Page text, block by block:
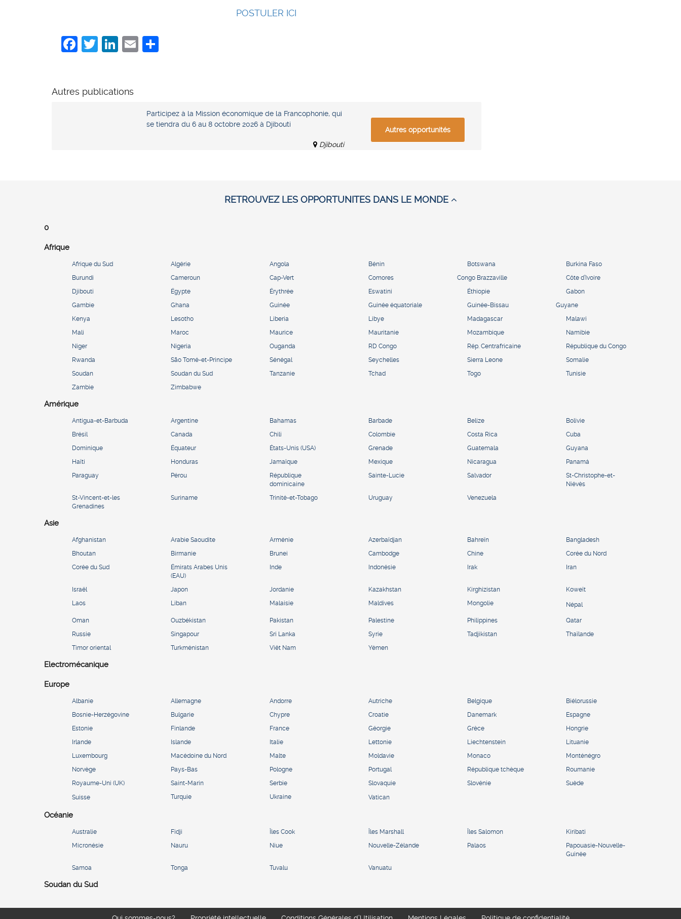
POSTULER ICI
Facebook
Twitter
LinkedIn
Email
Autres publications
Participez à la Mission économique de la Francophonie, qui
se tiendra du 6 au 8 octobre 2026 à Djibouti
Djibouti
Autres opportunités
RETROUVEZ LES OPPORTUNITES DANS LE MONDE
0
Afrique
Afrique du Sud Algérie Angola Bénin Botswana
Burkina Faso
Burundi
Cameroun Cap-Vert Comores Congo Brazzaville
Côte d’Ivoire
Djibouti
Égypte Érythrée Eswatini Éthiopie
Gabon
Gambie
Ghana Guinée Guinée équatoriale Guinée-Bissau
Guyane
Kenya
Lesotho Liberia Libye Madagascar
Malawi
Mali
Maroc Maurice Mauritanie Mozambique
Namibie
Niger
Nigeria Ouganda RD Congo Rép. Centrafricaine
République du Congo
Rwanda
São Tomé-et-Principe Sénégal Seychelles Sierra Leone
Somalie
Soudan
Soudan du Sud Tanzanie Tchad Togo
Tunisie
Zambie
Zimbabwe
Amérique
Antigua-et-Barbuda Argentine Bahamas Barbade Belize
Bolivie
Brésil
Canada Chili Colombie Costa Rica
Cuba
Dominique
Équateur États-Unis (USA) Grenade Guatemala
Guyana
Haïti
Honduras Jamaïque Mexique Nicaragua
Panamá
Paraguay
Pérou
République
dominicaine
Sainte-Lucie Salvador
St-Christophe-et-
Niévès
St-Vincent-et-les
Grenadines
Suriname Trinité-et-Tobago Uruguay Venezuela
Asie
Afghanistan Arabie Saoudite Arménie Azerbaïdjan Bahreïn
Bangladesh
Bhoutan
Birmanie Brunei Cambodge Chine
Corée du Nord
Corée du Sud
Émirats Arabes Unis
(EAU)
Inde Indonésie Irak Iran
Israël Japon Jordanie Kazakhstan Kirghizistan
Koweït
Laos
Liban Malaisie Maldives Mongolie Népal
Oman Ouzbékistan Pakistan Palestine Philippines
Qatar
Russie
Singapour Sri Lanka Syrie Tadjikistan
Thaïlande
Timor oriental
Turkménistan Viêt Nam Yémen
Electromécanique
Europe
Albanie Allemagne Andorre Autriche Belgique
Biélorussie
Bosnie-Herzégovine
Bulgarie Chypre Croatie Danemark
Espagne
Estonie
Finlande France Géorgie Grèce
Hongrie
Irlande
Islande Italie Lettonie Liechtenstein
Lituanie
Luxembourg
Macédoine du Nord Malte Moldavie Monaco
Monténégro
Norvège
Pays-Bas Pologne Portugal République tchèque
Roumanie
Royaume-Uni (UK)
Saint-Marin Serbie Slovaquie Slovénie Suède
Suisse Turquie Ukraine Vatican
Océanie
Australie Fidji Îles Cook Îles Marshall Îles Salomon
Kiribati
Micronésie
Nauru Niue Nouvelle-Zélande Palaos
Papouasie-Nouvelle-
Guinée
Samoa
Tonga Tuvalu Vanuatu
Soudan du Sud